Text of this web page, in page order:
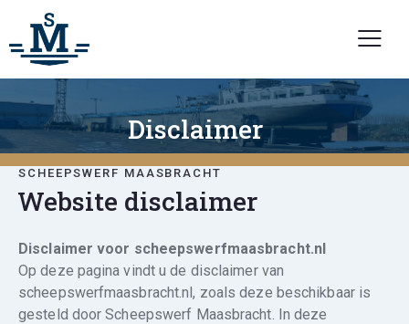
Disclaimer
SCHEEPSWERF MAASBRACHT
Website disclaimer
Disclaimer voor scheepswerfmaasbracht.nl
Op deze pagina vindt u de disclaimer van
scheepswerfmaasbracht.nl, zoals deze beschikbaar is
gesteld door Scheepswerf Maasbracht. In deze